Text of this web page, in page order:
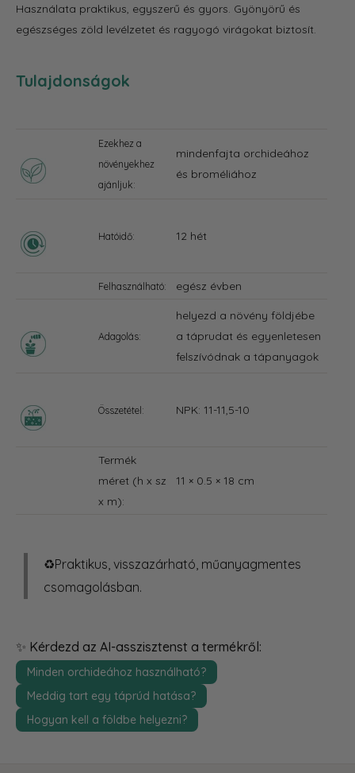
Használata praktikus, egyszerű és gyors. Gyönyörű és
egészséges zöld levélzetet és ragyogó virágokat biztosít.
Tulajdonságok
Ezekhez a
növényekhez
ajánljuk:
mindenfajta orchideához
és broméliához
Hatóidő: 12 hét
Felhasználható: egész évben
Adagolás:
helyezd a növény földjébe
a táprudat és egyenletesen
felszívódnak a tápanyagok
Összetétel: NPK: 11-11,5-10
Termék
méret (h x sz
x m):
11 × 0.5 × 18 cm
♻️Praktikus, visszazárható, műanyagmentes
csomagolásban.
✨ Kérdezd az AI-asszisztenst a termékről:
Minden orchideához használható?
Meddig tart egy táprúd hatása?
Hogyan kell a földbe helyezni?